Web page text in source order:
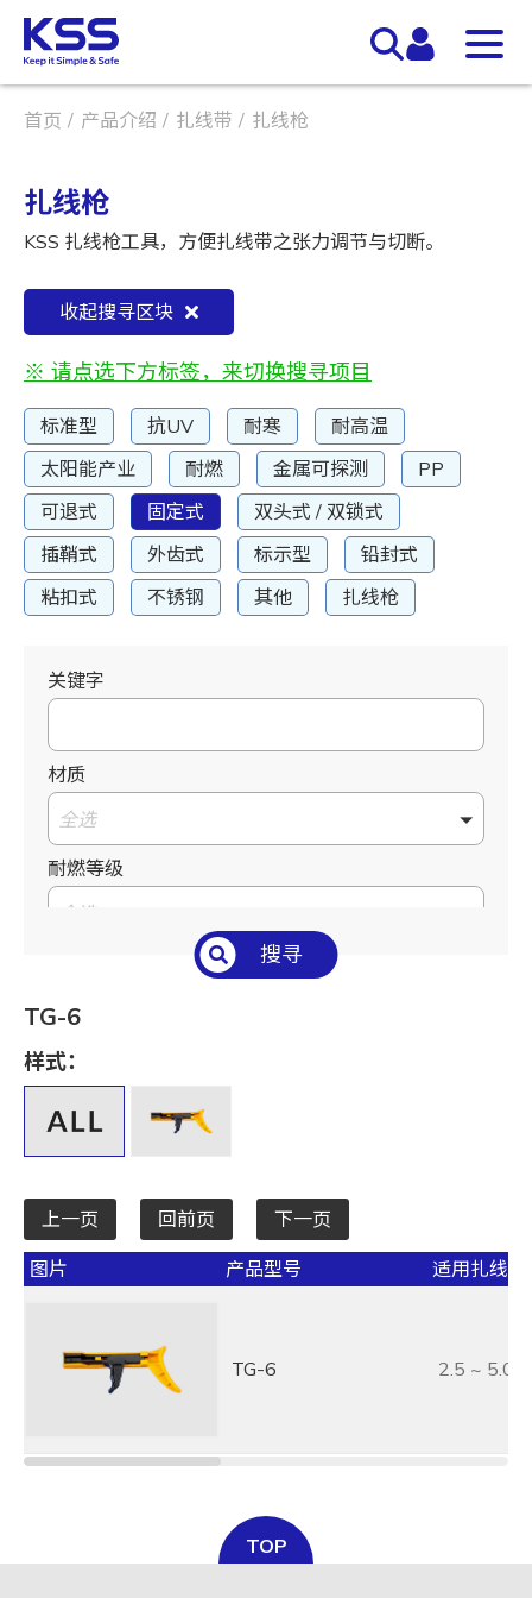
首页 产品介绍 扎线带 扎线枪
扎线枪
KSS 扎线枪工具，方便扎线带之张力调节与切断。
收起搜寻区块
※ 请点选下方标签，来切换搜寻项目
标准型 抗UV 耐寒
耐高温
太阳能产业
耐燃 金属可探测
PP
可退式
固定式
双头式 / 双锁式
插鞘式
外齿式 标示型
铅封式
粘扣式
不锈钢 其他 扎线枪
关键字
材质
全选
耐燃等级
全选
全选
长 L mm / inch
宽 W mm / inch
全选
承受力 lbs/kgf/N
全选
全选
搜寻
TG-6
样式：
上一页 回前页 下一页
图片 产品型号 适用扎线
TG-6 2.5 ~ 5.0
TOP